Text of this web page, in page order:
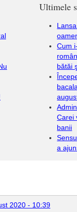
Ultimele
Cum
bătăi
Carei
banii
a
2020 - 10:39